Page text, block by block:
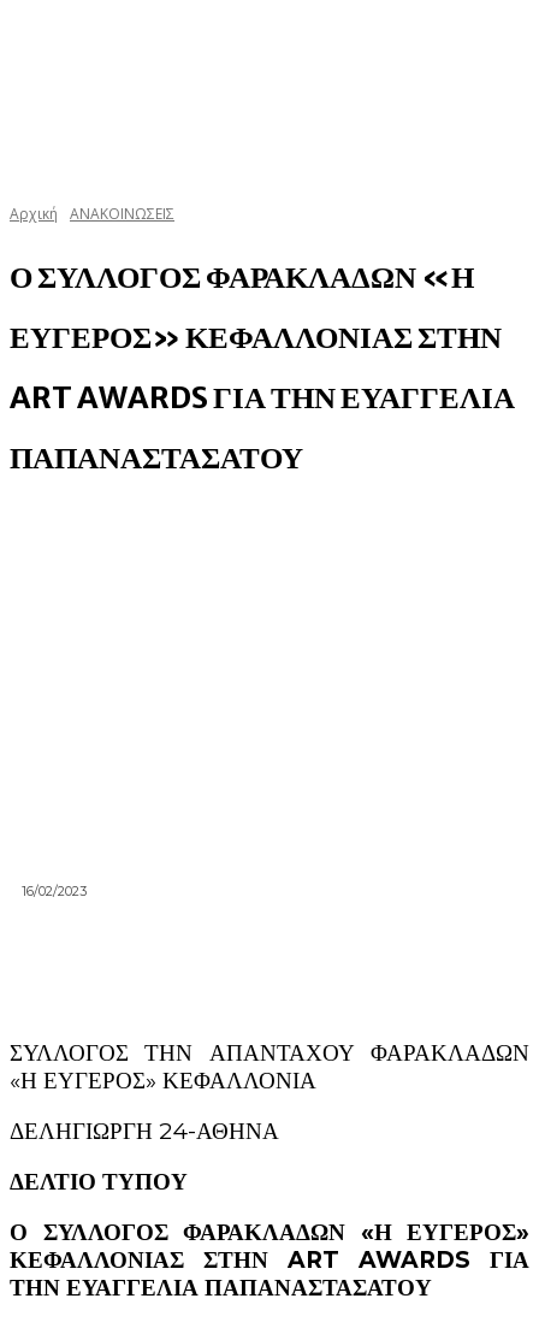
Αρχική ΑΝΑΚΟΙΝΩΣΕΙΣ
Ο ΣΥΛΛΟΓΟΣ ΦΑΡΑΚΛΑΔΩΝ «Η
ΕΥΓΕΡΟΣ» ΚΕΦΑΛΛΟΝΙΑΣ ΣΤΗΝ
ART AWARDS ΓΙΑ ΤΗΝ ΕΥΑΓΓΕΛΙΑ
ΠΑΠΑΝΑΣΤΑΣΑΤΟΥ
16/02/2023
ΣΥΛΛΟΓΟΣ ΤΗΝ ΑΠΑΝΤΑΧΟΥ ΦΑΡΑΚΛΑΔΩΝ
«Η ΕΥΓΕΡΟΣ» ΚΕΦΑΛΛΟΝΙΑ
ΔΕΛΗΓΙΩΡΓΗ 24-ΑΘΗΝΑ
ΔΕΛΤΙΟ ΤΥΠΟΥ
Ο ΣΥΛΛΟΓΟΣ ΦΑΡΑΚΛΑΔΩΝ «Η ΕΥΓΕΡΟΣ»
ΚΕΦΑΛΛΟΝΙΑΣ ΣΤΗΝ ART AWARDS ΓΙΑ
ΤΗΝ ΕΥΑΓΓΕΛΙΑ ΠΑΠΑΝΑΣΤΑΣΑΤΟΥ